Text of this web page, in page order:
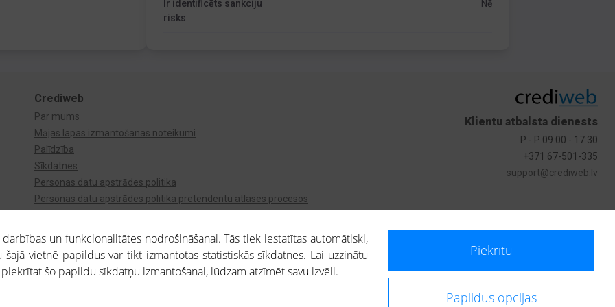
Ir identificēts sankciju
risks
Nē
Crediweb
Par mums
Mājas lapas izmantošanas noteikumi
Palīdzība
Sīkdatnes
Personas datu apstrādes politika
Personas datu apstrādes politika pretendentu atlases procesos
Klientu atbalsta dienests
P - P 09:00 - 17:30
+371 67-501-335
support@crediweb.lv
ietvaros saņemtajai informācijai ir uzziņas raksturs, un tai nav juridiska spēka. Portāla lietotājs, izmantojot portālā saņemto informāciju, ir atbildīgs par fizisko
un funkcionalitātes nodrošināšanai. Tās tiek iestatītas automātiski,
vietnē papildus var tikt izmantotas statistiskās sīkdatnes. Lai uzzinātu
piekrītat šo papildu sīkdatņu izmantošanai, lūdzam atzīmēt savu izvēli.
Piekrītu
Papildus opcijas